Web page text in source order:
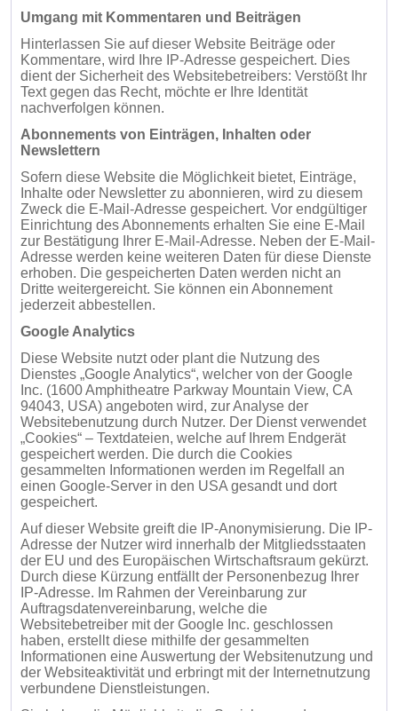
Umgang mit Kommentaren und Beiträgen
Hinterlassen Sie auf dieser Website Beiträge oder
Kommentare, wird Ihre IP-Adresse gespeichert. Dies
dient der Sicherheit des Websitebetreibers: Verstößt Ihr
Text gegen das Recht, möchte er Ihre Identität
nachverfolgen können.
Abonnements von Einträgen, Inhalten oder
Newslettern
Sofern diese Website die Möglichkeit bietet, Einträge,
Inhalte oder Newsletter zu abonnieren, wird zu diesem
Zweck die E-Mail-Adresse gespeichert. Vor endgültiger
Einrichtung des Abonnements erhalten Sie eine E-Mail
zur Bestätigung Ihrer E-Mail-Adresse. Neben der E-Mail-
Adresse werden keine weiteren Daten für diese Dienste
erhoben. Die gespeicherten Daten werden nicht an
Dritte weitergereicht. Sie können ein Abonnement
jederzeit abbestellen.
Google Analytics
Diese Website nutzt oder plant die Nutzung des
Dienstes „Google Analytics“, welcher von der Google
Inc. (1600 Amphitheatre Parkway Mountain View, CA
94043, USA) angeboten wird, zur Analyse der
Websitebenutzung durch Nutzer. Der Dienst verwendet
„Cookies“ – Textdateien, welche auf Ihrem Endgerät
gespeichert werden. Die durch die Cookies
gesammelten Informationen werden im Regelfall an
einen Google-Server in den USA gesandt und dort
gespeichert.
Auf dieser Website greift die IP-Anonymisierung. Die IP-
Adresse der Nutzer wird innerhalb der Mitgliedsstaaten
der EU und des Europäischen Wirtschaftsraum gekürzt.
Durch diese Kürzung entfällt der Personenbezug Ihrer
IP-Adresse. Im Rahmen der Vereinbarung zur
Auftragsdatenvereinbarung, welche die
Websitebetreiber mit der Google Inc. geschlossen
haben, erstellt diese mithilfe der gesammelten
Informationen eine Auswertung der Websitenutzung und
der Websiteaktivität und erbringt mit der Internetnutzung
verbundene Dienstleistungen.